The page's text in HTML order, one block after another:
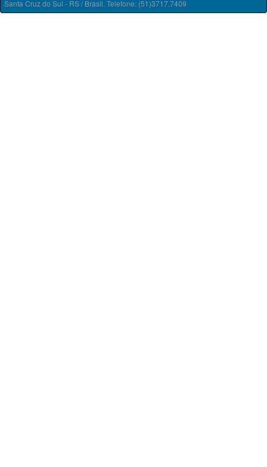
Santa Cruz do Sul - RS / Brasil. Telefone: (51)3717.7409